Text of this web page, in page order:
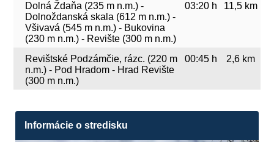
Dolná Ždaňa (235 m n.m.) -
Dolnoždanská skala (612 m n.m.) -
Všivavá (545 m n.m.) - Bukovina
(230 m n.m.) - Revište (300 m n.m.)
03:20 h 11,5 km
Revištské Podzámčie, rázc. (220 m
n.m.) - Pod Hradom - Hrad Revište
(300 m n.m.)
00:45 h 2,6 km
Informácie o stredisku